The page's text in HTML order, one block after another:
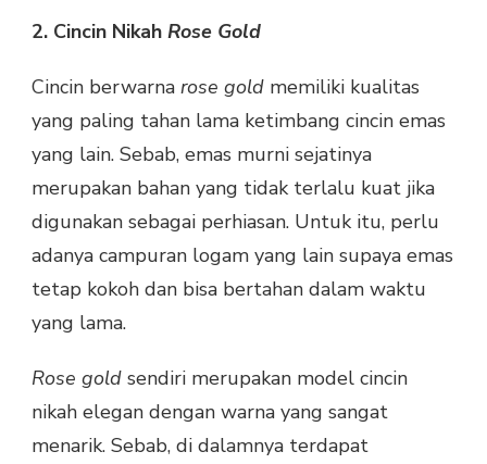
2. Cincin Nikah Rose Gold
Cincin berwarna rose gold memiliki kualitas
yang paling tahan lama ketimbang cincin emas
yang lain. Sebab, emas murni sejatinya
merupakan bahan yang tidak terlalu kuat jika
digunakan sebagai perhiasan. Untuk itu, perlu
adanya campuran logam yang lain supaya emas
tetap kokoh dan bisa bertahan dalam waktu
yang lama.
Rose gold sendiri merupakan model cincin
nikah elegan dengan warna yang sangat
menarik. Sebab, di dalamnya terdapat